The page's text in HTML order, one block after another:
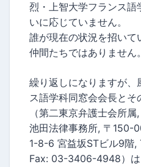
烈・上智大学フランス語
いに応じていません。
誰が現在の状況を招い
仲間たちではありません。
繰り返しになりますが、
ス語学科同窓会会長と
（第二東京弁護士会所
池田法律事務所, 〒150-
1-8-6 宮益坂STビル9階
Fax: 03-3406-4948）は